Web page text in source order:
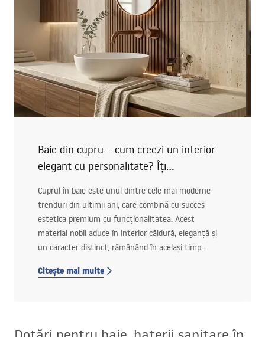
Baie din cupru – cum creezi un interior
elegant cu personalitate? Îți
Cuprul în baie este unul dintre cele mai moderne
trenduri din ultimii ani, care combină cu succes
estetica premium cu funcționalitatea. Acest
material nobil aduce în interior căldură, eleganță și
un caracter distinct, rămânând în același timp
amenajări moderne, cât și clasice.
Citește mai multe